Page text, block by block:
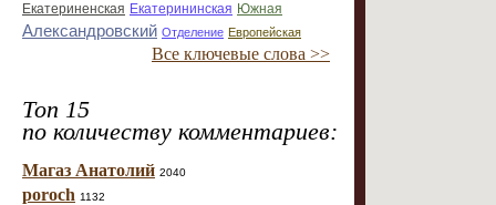
Екатериненская Екатерининская Южная
Александровский Отделение Европейская
Все ключевые слова >>
Топ 15
по количеству комментариев:
Магаз Анатолий 2040
poroch 1132